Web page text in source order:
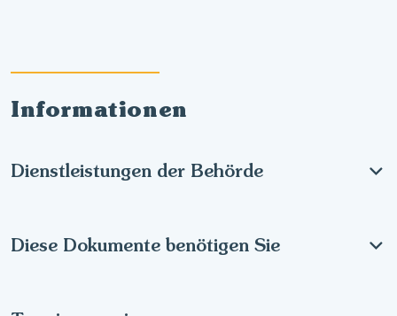
Informationen
Dienstleistungen der Behörde
Diese Dokumente benötigen Sie